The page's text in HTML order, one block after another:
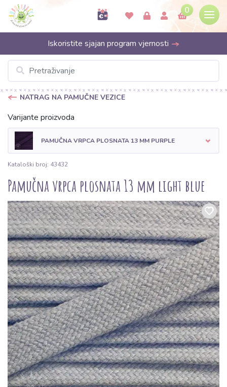
0
Iskoristite sjajan program vjernosti
NATRAG NA PAMUČNE VEZICE
Varijante proizvoda
PAMUČNA VRPCA PLOSNATA 13 MM PURPLE
Kataloški broj: 43432
Pamučna vrpca plosnata 13 mm light blue